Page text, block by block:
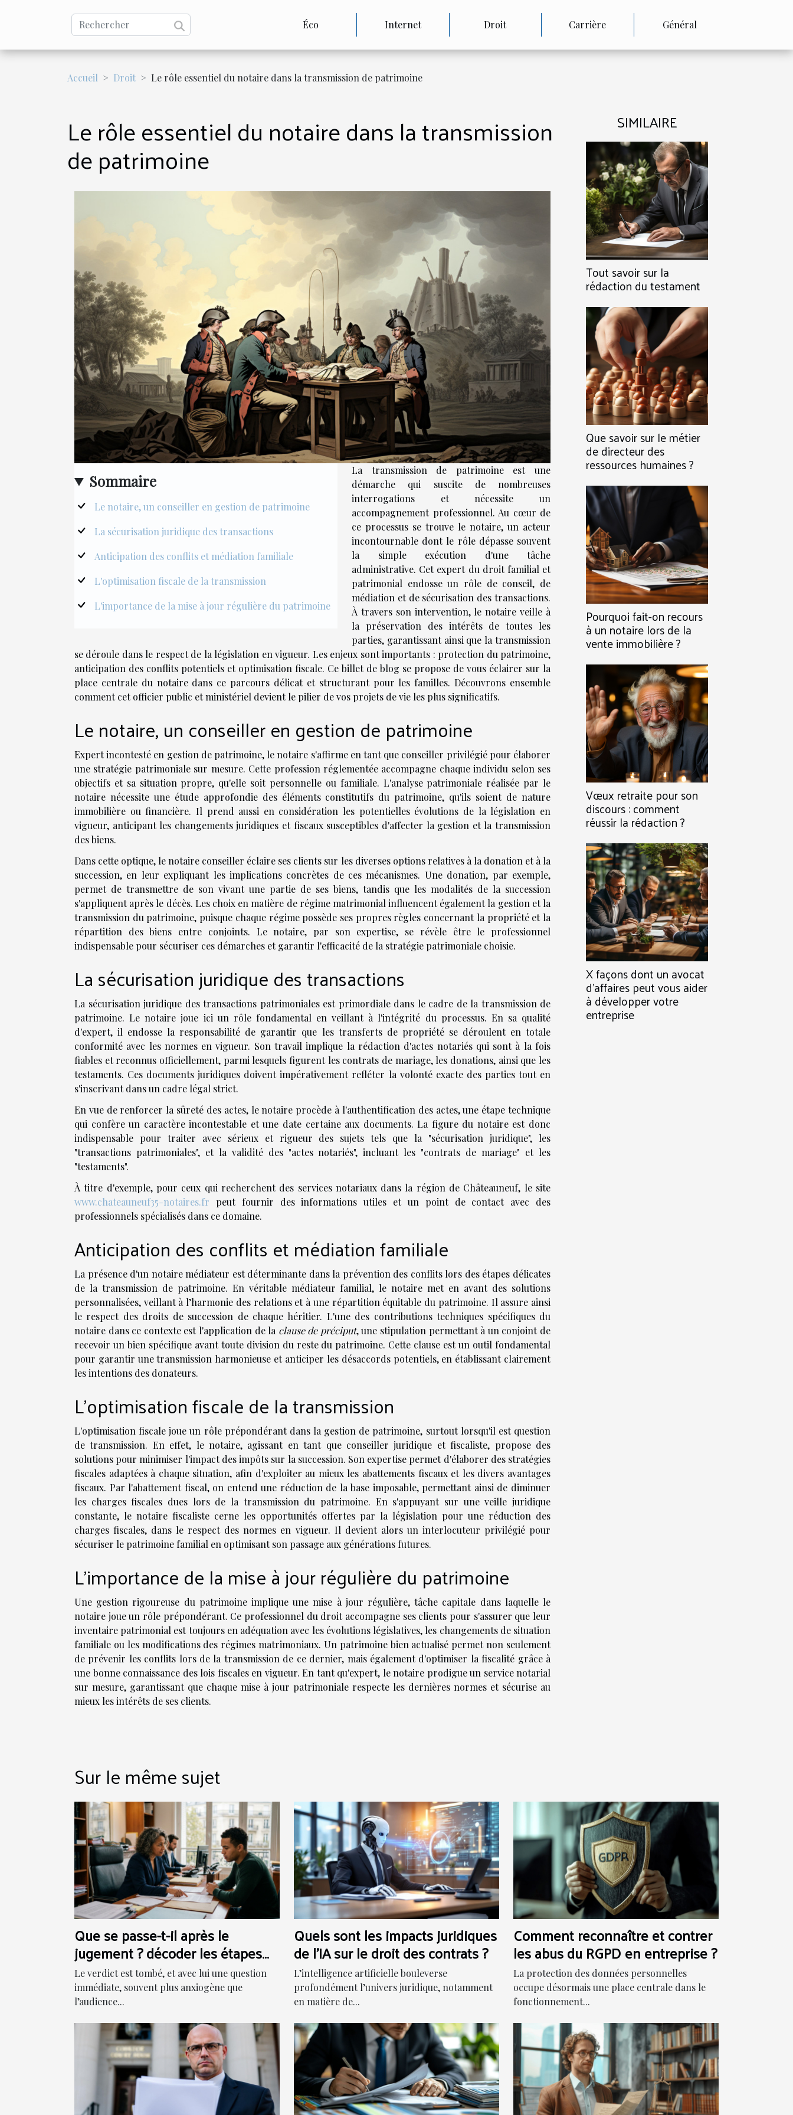
Éco Internet Droit Carrière Général
Accueil Droit Le rôle essentiel du notaire dans la transmission de patrimoine
Le rôle essentiel du notaire dans la transmission
de patrimoine
Sommaire
Le notaire, un conseiller en gestion de patrimoine
La sécurisation juridique des transactions
Anticipation des conflits et médiation familiale
L'optimisation fiscale de la transmission
L'importance de la mise à jour régulière du patrimoine
La transmission de patrimoine est une
démarche qui suscite de nombreuses
interrogations et nécessite un
accompagnement professionnel. Au cœur de
ce processus se trouve le notaire, un acteur
incontournable dont le rôle dépasse souvent
la simple exécution d'une tâche
administrative. Cet expert du droit familial et
patrimonial endosse un rôle de conseil, de
médiation et de sécurisation des transactions.
À travers son intervention, le notaire veille à
la préservation des intérêts de toutes les
parties, garantissant ainsi que la transmission
se déroule dans le respect de la législation en vigueur. Les enjeux sont importants : protection du patrimoine,
anticipation des conflits potentiels et optimisation fiscale. Ce billet de blog se propose de vous éclairer sur la
place centrale du notaire dans ce parcours délicat et structurant pour les familles. Découvrons ensemble
comment cet officier public et ministériel devient le pilier de vos projets de vie les plus significatifs.
Le notaire, un conseiller en gestion de patrimoine
Expert incontesté en gestion de patrimoine, le notaire s'affirme en tant que conseiller privilégié pour élaborer
une stratégie patrimoniale sur mesure. Cette profession réglementée accompagne chaque individu selon ses
objectifs et sa situation propre, qu'elle soit personnelle ou familiale. L'analyse patrimoniale réalisée par le
notaire nécessite une étude approfondie des éléments constitutifs du patrimoine, qu'ils soient de nature
immobilière ou financière. Il prend aussi en considération les potentielles évolutions de la législation en
vigueur, anticipant les changements juridiques et fiscaux susceptibles d'affecter la gestion et la transmission
des biens.
Dans cette optique, le notaire conseiller éclaire ses clients sur les diverses options relatives à la donation et à la
succession, en leur expliquant les implications concrètes de ces mécanismes. Une donation, par exemple,
permet de transmettre de son vivant une partie de ses biens, tandis que les modalités de la succession
s'appliquent après le décès. Les choix en matière de régime matrimonial influencent également la gestion et la
transmission du patrimoine, puisque chaque régime possède ses propres règles concernant la propriété et la
répartition des biens entre conjoints. Le notaire, par son expertise, se révèle être le professionnel
indispensable pour sécuriser ces démarches et garantir l'efficacité de la stratégie patrimoniale choisie.
La sécurisation juridique des transactions
La sécurisation juridique des transactions patrimoniales est primordiale dans le cadre de la transmission de
patrimoine. Le notaire joue ici un rôle fondamental en veillant à l'intégrité du processus. En sa qualité
d'expert, il endosse la responsabilité de garantir que les transferts de propriété se déroulent en totale
conformité avec les normes en vigueur. Son travail implique la rédaction d'actes notariés qui sont à la fois
fiables et reconnus officiellement, parmi lesquels figurent les contrats de mariage, les donations, ainsi que les
testaments. Ces documents juridiques doivent impérativement refléter la volonté exacte des parties tout en
s'inscrivant dans un cadre légal strict.
En vue de renforcer la sûreté des actes, le notaire procède à l'authentification des actes, une étape technique
qui confère un caractère incontestable et une date certaine aux documents. La figure du notaire est donc
indispensable pour traiter avec sérieux et rigueur des sujets tels que la "sécurisation juridique", les
"transactions patrimoniales", et la validité des "actes notariés", incluant les "contrats de mariage" et les
"testaments".
À titre d'exemple, pour ceux qui recherchent des services notariaux dans la région de Châteauneuf, le site
www.chateauneuf35-notaires.fr peut fournir des informations utiles et un point de contact avec des
professionnels spécialisés dans ce domaine.
Anticipation des conflits et médiation familiale
La présence d'un notaire médiateur est déterminante dans la prévention des conflits lors des étapes délicates
de la transmission de patrimoine. En véritable médiateur familial, le notaire met en avant des solutions
personnalisées, veillant à l’harmonie des relations et à une répartition équitable du patrimoine. Il assure ainsi
le respect des droits de succession de chaque héritier. L'une des contributions techniques spécifiques du
notaire dans ce contexte est l'application de la clause de préciput, une stipulation permettant à un conjoint de
recevoir un bien spécifique avant toute division du reste du patrimoine. Cette clause est un outil fondamental
pour garantir une transmission harmonieuse et anticiper les désaccords potentiels, en établissant clairement
les intentions des donateurs.
L'optimisation fiscale de la transmission
L'optimisation fiscale joue un rôle prépondérant dans la gestion de patrimoine, surtout lorsqu'il est question
de transmission. En effet, le notaire, agissant en tant que conseiller juridique et fiscaliste, propose des
solutions pour minimiser l'impact des impôts sur la succession. Son expertise permet d'élaborer des stratégies
fiscales adaptées à chaque situation, afin d'exploiter au mieux les abattements fiscaux et les divers avantages
fiscaux. Par l'abattement fiscal, on entend une réduction de la base imposable, permettant ainsi de diminuer
les charges fiscales dues lors de la transmission du patrimoine. En s'appuyant sur une veille juridique
constante, le notaire fiscaliste cerne les opportunités offertes par la législation pour une réduction des
charges fiscales, dans le respect des normes en vigueur. Il devient alors un interlocuteur privilégié pour
sécuriser le patrimoine familial en optimisant son passage aux générations futures.
L'importance de la mise à jour régulière du patrimoine
Une gestion rigoureuse du patrimoine implique une mise à jour régulière, tâche capitale dans laquelle le
notaire joue un rôle prépondérant. Ce professionnel du droit accompagne ses clients pour s'assurer que leur
inventaire patrimonial est toujours en adéquation avec les évolutions législatives, les changements de situation
familiale ou les modifications des régimes matrimoniaux. Un patrimoine bien actualisé permet non seulement
de prévenir les conflits lors de la transmission de ce dernier, mais également d'optimiser la fiscalité grâce à
une bonne connaissance des lois fiscales en vigueur. En tant qu'expert, le notaire prodigue un service notarial
sur mesure, garantissant que chaque mise à jour patrimoniale respecte les dernières normes et sécurise au
mieux les intérêts de ses clients.
SIMILAIRE
Tout savoir sur la
rédaction du testament
Que savoir sur le métier
de directeur des
ressources humaines ?
Pourquoi fait-on recours
à un notaire lors de la
vente immobilière ?
Vœux retraite pour son
discours : comment
réussir la rédaction ?
X façons dont un avocat
d’affaires peut vous aider
à développer votre
entreprise
Sur le même sujet
Que se passe-t-il après le
jugement ? décoder les étapes
d’exécution
Le verdict est tombé, et avec lui une question
immédiate, souvent plus anxiogène que
l’audience...
Quels sont les impacts juridiques
de l'IA sur le droit des contrats ?
L’intelligence artificielle bouleverse
profondément l’univers juridique, notamment
en matière de...
Comment reconnaître et contrer
les abus du RGPD en entreprise ?
La protection des données personnelles
occupe désormais une place centrale dans le
fonctionnement...